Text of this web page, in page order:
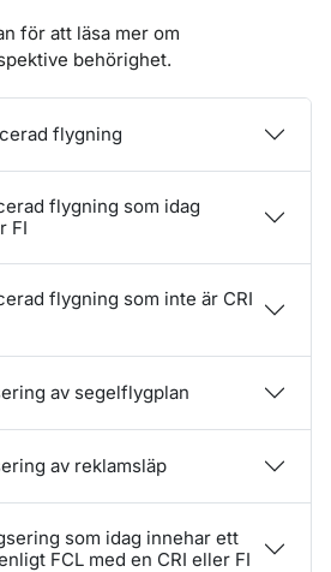
för att läsa mer om
behörighet.
flygning
flygning som idag
FI
flygning som inte är CRI
av segelflygplan
av reklamsläp
som idag innehar ett
FCL med en CRI eller FI